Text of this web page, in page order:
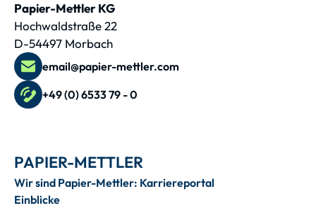
Papier-Mettler KG
Hochwaldstraße 22
D-54497 Morbach
email@papier-mettler.com
+49 (0) 6533 79 - 0
PAPIER-METTLER
Wir sind Papier-Mettler: Karriereportal
Einblicke